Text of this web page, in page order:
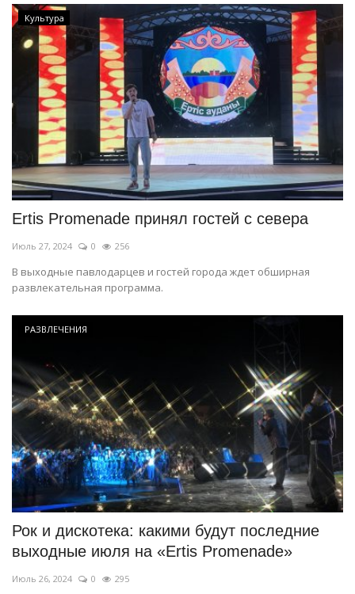
Культура
Ertis Promenade принял гостей с севера
Июль 27, 2024 0 256
В выходные павлодарцев и гостей города ждет обширная
развлекательная программа.
РАЗВЛЕЧЕНИЯ
Рок и дискотека: какими будут последние
выходные июля на «Ertis Promenade»
Июль 26, 2024 0 295